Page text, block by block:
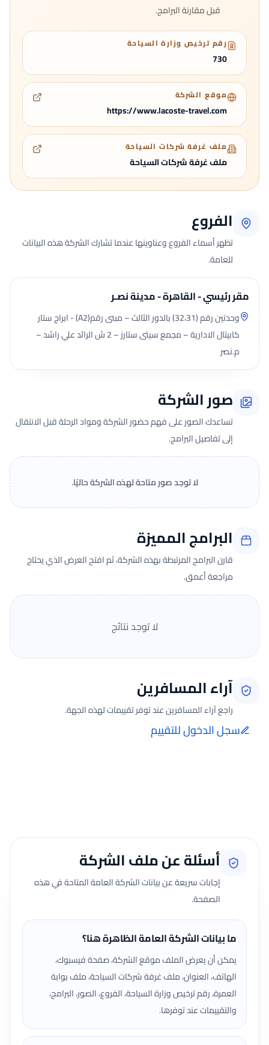
قبل مقارنة البرامج.
رقم ترخيص وزارة السياحة
730
موقع الشركة
https://www.lacoste-travel.com
ملف غرفة شركات السياحة
ملف غرفة شركات السياحة
الفروع
تظهر أسماء الفروع وعناوينها عندما تشارك الشركة هذه البيانات
للعامة.
مقر رئيسي - القاهرة - مدينة نصـر
وحدتين رقم (32،31) بالدور الثالث – مبنى رقم(A2) - ابراج ستار
كابيتال الادارية – مجمع سيتى ستارز – 2 ش الرائد علي راشد –
م.نصر
صور الشركة
تساعدك الصور على فهم حضور الشركة ومواد الرحلة قبل الانتقال
إلى تفاصيل البرامج.
لا توجد صور متاحة لهذه الشركة حاليًا.
البرامج المميزة
قارن البرامج المرتبطة بهذه الشركة، ثم افتح العرض الذي يحتاج
مراجعة أعمق.
لا توجد نتائج
آراء المسافرين
راجع آراء المسافرين عند توفر تقييمات لهذه الجهة.
سجل الدخول للتقييم
أسئلة عن ملف الشركة
إجابات سريعة عن بيانات الشركة العامة المتاحة في هذه
الصفحة.
ما بيانات الشركة العامة الظاهرة هنا؟
يمكن أن يعرض الملف موقع الشركة، صفحة فيسبوك،
الهاتف، العنوان، ملف غرفة شركات السياحة، ملف بوابة
العمرة، رقم ترخيص وزارة السياحة، الفروع، الصور، البرامج،
والتقييمات عند توفرها.